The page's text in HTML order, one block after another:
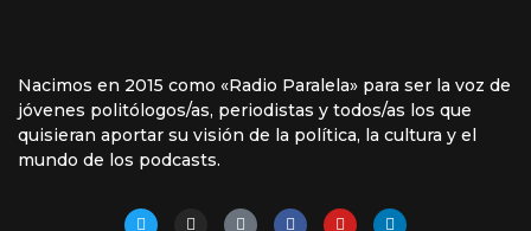
Nacimos en 2015 como «Radio Paralela» para ser la voz de
jóvenes politólogos/as, periodistas y todos/as los que
quisieran aportar su visión de la política, la cultura y el
mundo de los podcasts.